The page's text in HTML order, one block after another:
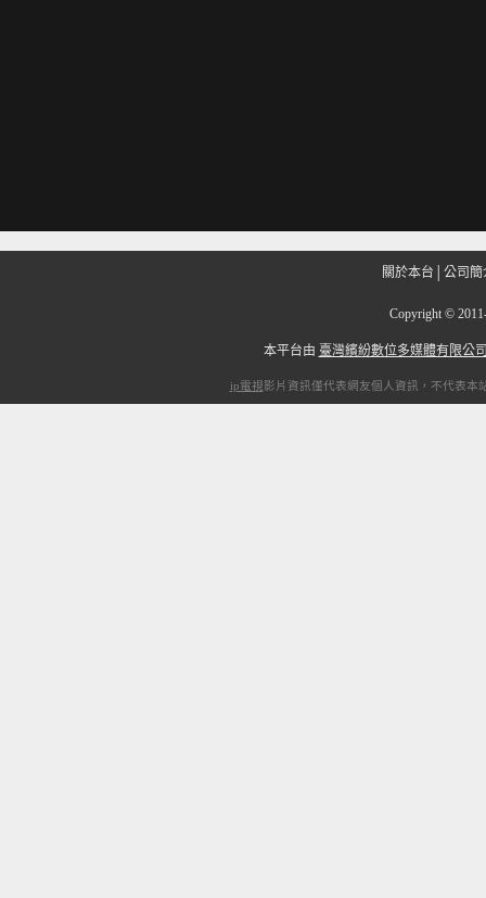
關於本台 公司簡
Copyright ©
本平台由 臺灣繽紛數位多媒體有限公
ip電視影片資訊僅代表網友個人資訊，不代表本